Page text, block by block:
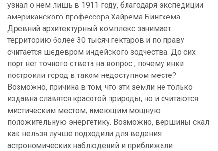
узнал о нем лишь в 1911 году, благодаря экспедиции
американского профессора Хайрема Бингхема.
Древний архитектурный комплекс занимает
территорию более 30 тысяч гектаров и по праву
считается шедевром индейского зодчества. До сих
порт нет точного ответа на вопрос , почему инки
построили город в таком недоступном месте?
Возможно, причина в том, что эти земли не только
издавна славятся красотой природы, но и считаются
мистическим местом, имеющим мощную
положительную энергетику. Возможно, вершины скал
как нельзя лучше подходили для ведения
астрономических наблюдений и приближали